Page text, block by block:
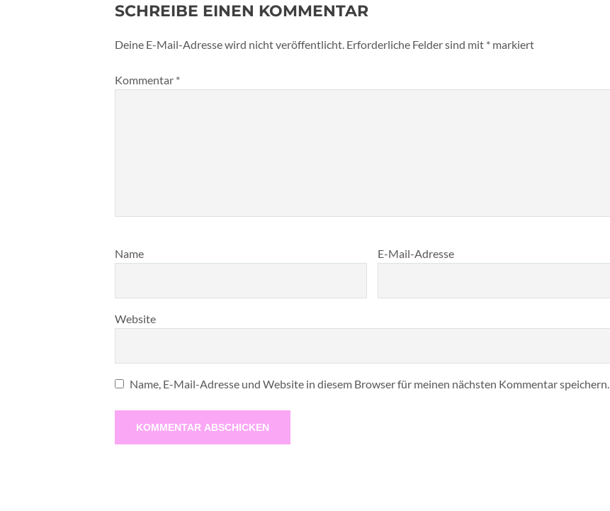
SCHREIBE EINEN KOMMENTAR
Deine E-Mail-Adresse wird nicht veröffentlicht. Erforderliche Felder sind mit * markiert
Kommentar *
Name E-Mail-Adresse
Website
Name, E-Mail-Adresse und Website in diesem Browser für meinen nächsten Kommentar speichern.